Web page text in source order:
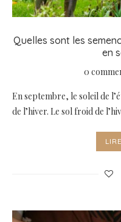
Quelles sont les
en
0
En septembre, le soleil de
de l’hiver. Le sol froid de